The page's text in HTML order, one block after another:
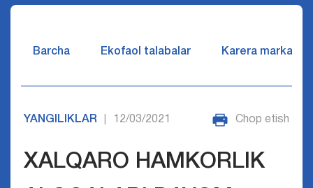
Barcha Ekofaol talabalar Karera markazi
YANGILIKLAR 12/03/2021 Chop etish
XALQARO HAMKORLIK